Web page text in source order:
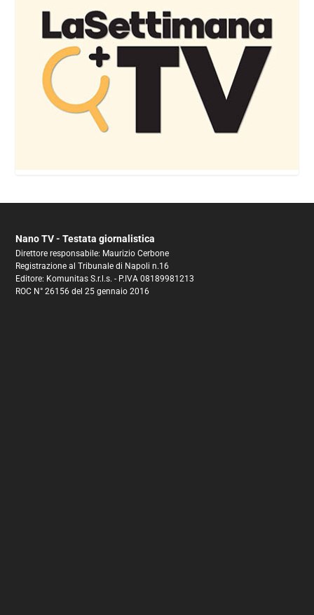
Nano TV - Testata giornalistica
Direttore responsabile: Maurizio Cerbone
Registrazione al Tribunale di Napoli n.16
Editore: Komunitas S.r.l.s. - P.IVA 08189981213
ROC N° 26156 del 25 gennaio 2016